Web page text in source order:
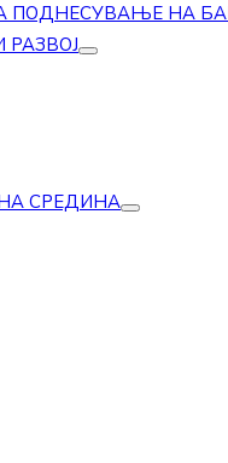
ПОДНЕСУВАЊЕ НА
СРЕДИНА